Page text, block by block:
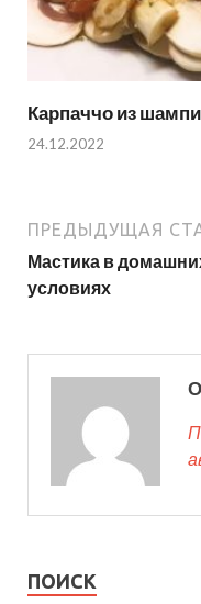
Карпаччо из
24.12.2022
ПРЕДЫДУЩАЯ
Мастика в
условиях
ПОИСК